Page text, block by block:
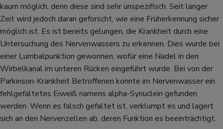
kaum möglich, denn diese sind sehr unspezifisch. Seit langer
Zeit wird jedoch daran geforscht, wie eine Früherkennung sicher
möglich ist. Es ist bereits gelungen, die Krankheit durch eine
Untersuchung des Nervenwassers zu erkennen. Dies wurde bei
einer Lumbalpunktion gewonnen, wofür eine Nadel in den
Wirbelkanal im unteren Rücken eingeführt wurde. Bei von der
Parkinson-Krankheit Betroffenen konnte im Nervenwasser ein
fehlgefaltetes Eiweiß namens alpha-Synuclein gefunden
werden. Wenn es falsch gefaltet ist, verklumpt es und lagert
sich an den Nervenzellen ab, deren Funktion es beeinträchtigt.